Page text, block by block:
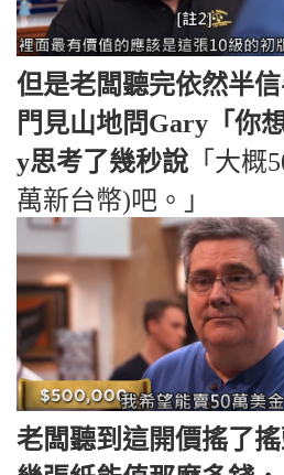
但是老闆聽完依然半
門見山地問Gary「你
y思考了幾秒說「大概
萬新台幣)吧。」
老闆聽到這開價搖了